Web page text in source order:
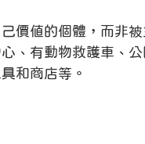
價值的個體，而非
、有動物救護車、
和商店等。